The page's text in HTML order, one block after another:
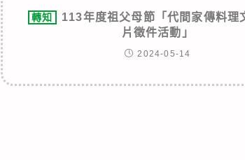
轉知
113年度祖父母節「代間家傳料理
片徵件活動」
2024-05-14